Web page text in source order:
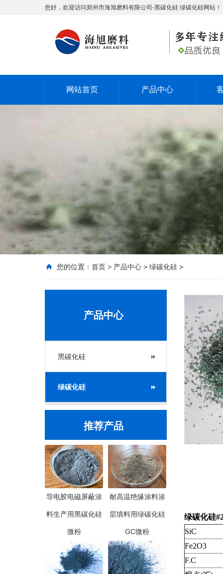
您好，欢迎访问郑州市海旭磨料有限公司-黑碳化硅 绿碳化硅网站！
网站首页 产品中心
您的位置： 首页 > 产品中心 > 绿碳化硅 >
产品中心
黑碳化硅
绿碳化硅
推荐产品
导电胶电磁屏蔽涂
料生产用黑碳化硅
微粉
耐高温绝缘涂料涂
层填料用绿碳化硅
GC微粉
绿碳化硅
SiC
Fe2O3
F.C